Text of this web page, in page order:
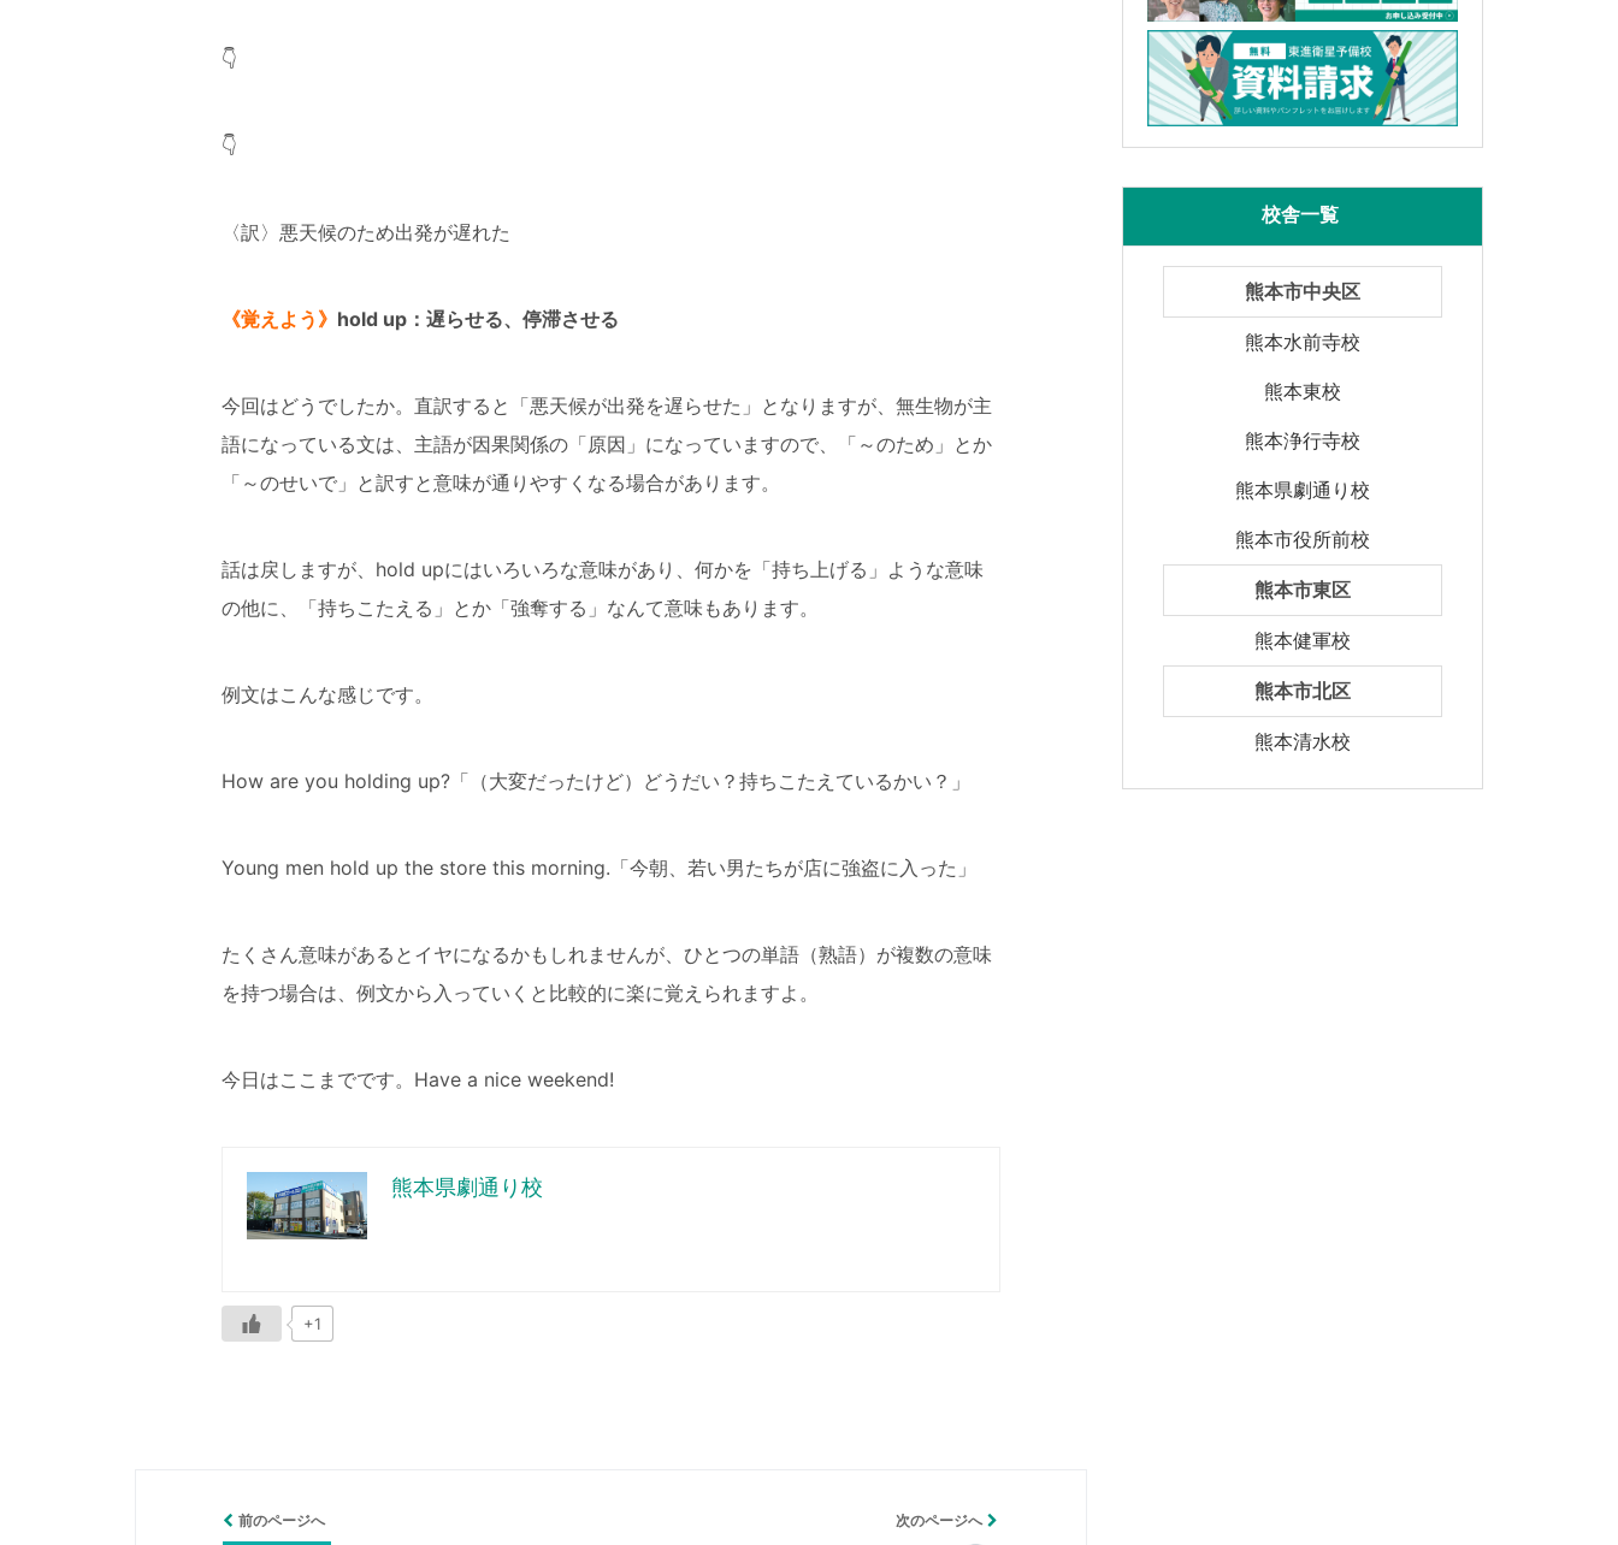
👇
👇
〈訳〉悪天候のため出発が遅れた
《覚えよう》 hold up：遅らせる、停滞させる
今回はどうでしたか。直訳すると「悪天候が出発を遅らせた」となりますが、無生物が主
語になっている文は、主語が因果関係の「原因」になっていますので、「～のため」とか
「～のせいで」と訳すと意味が通りやすくなる場合があります。
話は戻しますが、hold upにはいろいろな意味があり、何かを「持ち上げる」ような意味
の他に、「持ちこたえる」とか「強奪する」なんて意味もあります。
例文はこんな感じです。
How are you holding up?「（大変だったけど）どうだい？持ちこたえているかい？」
Young men hold up the store this morning.「今朝、若い男たちが店に強盗に入った」
たくさん意味があるとイヤになるかもしれませんが、ひとつの単語（熟語）が複数の意味
を持つ場合は、例文から入っていくと比較的に楽に覚えられますよ。
今日はここまでです。Have a nice weekend!
熊本県劇通り校
+1
前のページへ 次のページへ
校舎一覧
熊本市中央区
熊本水前寺校
熊本東校
熊本浄行寺校
熊本県劇通り校
熊本市役所前校
熊本市東区
熊本健軍校
熊本市北区
熊本清水校